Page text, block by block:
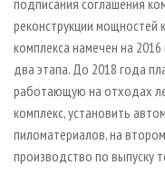
подписания соглашения
реконструкции мощностей
комплекса намечен на
два этапа. До 2018 года
работающую на отходах
комплекс, установить
пиломатериалов, на
производство по выпуску